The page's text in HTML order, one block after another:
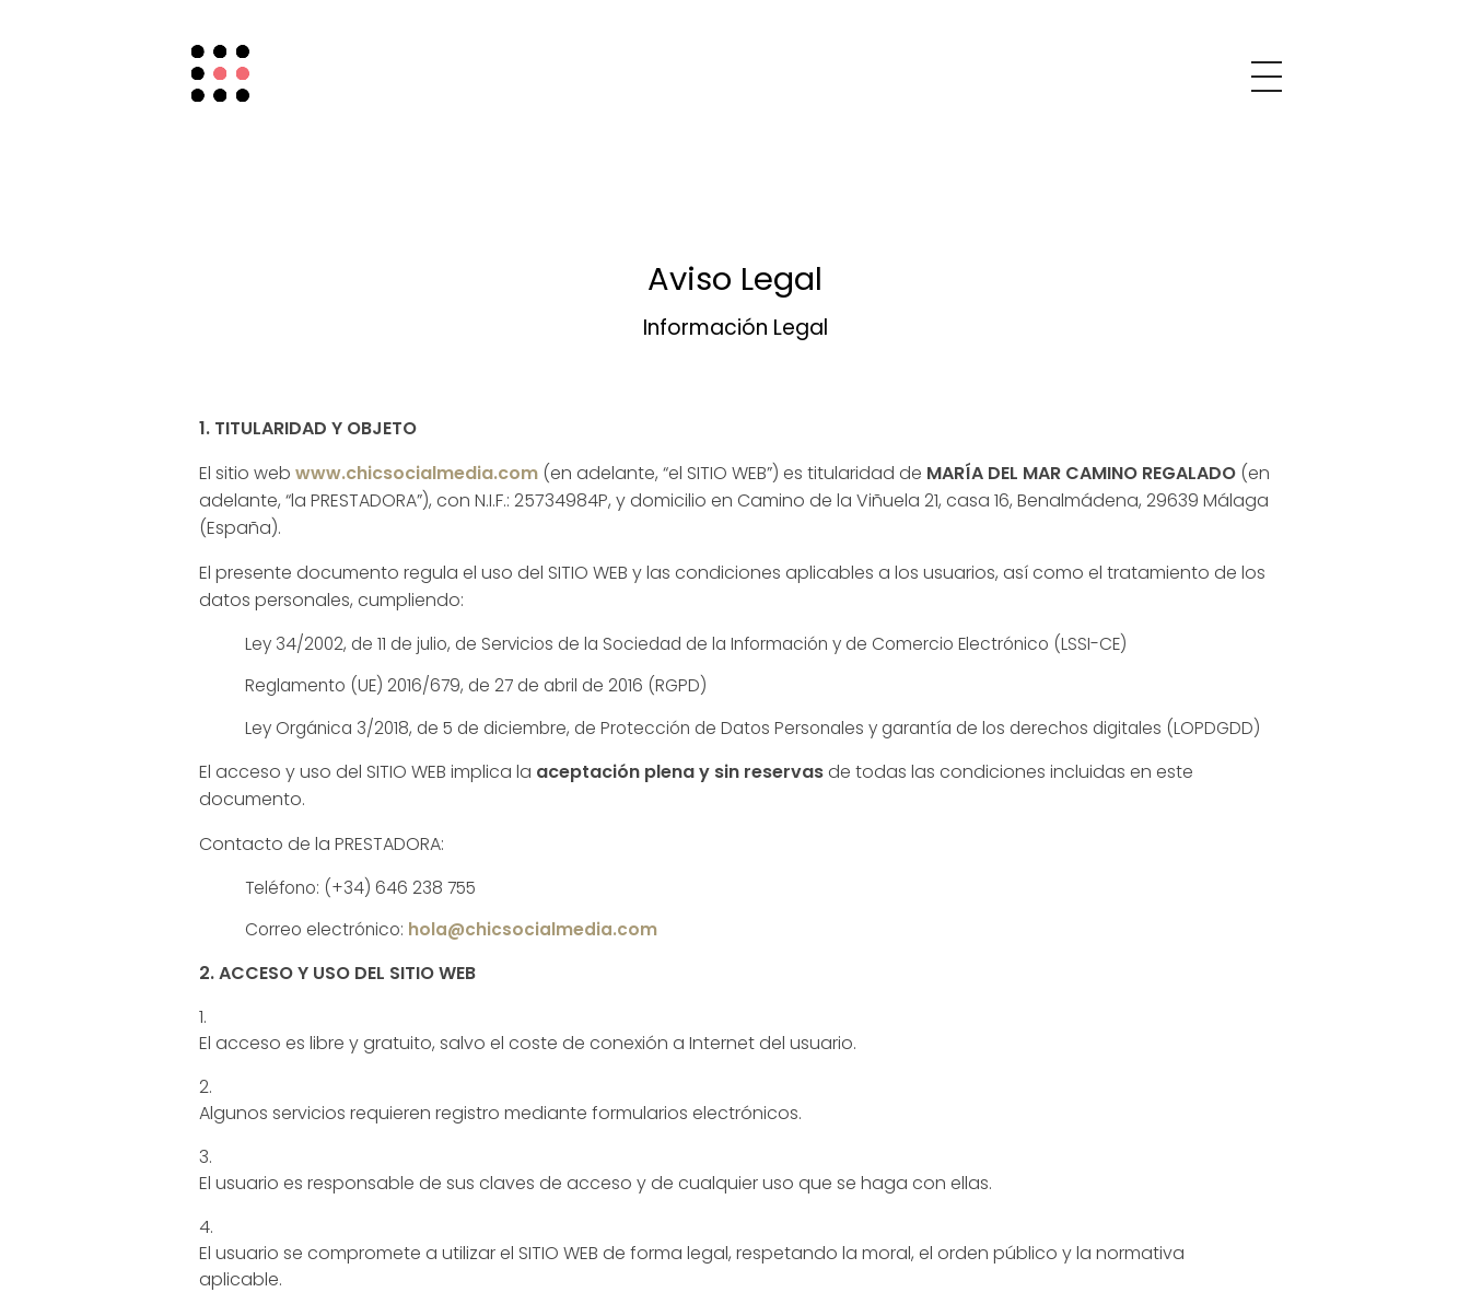
Aviso Legal
Información Legal
1. TITULARIDAD Y OBJETO
El sitio web www.chicsocialmedia.com (en adelante, “el SITIO WEB”) es titularidad de MARÍA DEL MAR CAMINO REGALADO (en
adelante, “la PRESTADORA”), con N.I.F.: 25734984P, y domicilio en Camino de la Viñuela 21, casa 16, Benalmádena, 29639 Málaga
(España).
El presente documento regula el uso del SITIO WEB y las condiciones aplicables a los usuarios, así como el tratamiento de los
datos personales, cumpliendo:
Ley 34/2002, de 11 de julio, de Servicios de la Sociedad de la Información y de Comercio Electrónico (LSSI-CE)
Reglamento (UE) 2016/679, de 27 de abril de 2016 (RGPD)
Ley Orgánica 3/2018, de 5 de diciembre, de Protección de Datos Personales y garantía de los derechos digitales (LOPDGDD)
El acceso y uso del SITIO WEB implica la aceptación plena y sin reservasde todas las condiciones incluidas en este
documento.
Contacto de la PRESTADORA:
Teléfono: (+34) 646 238 755
Correo electrónico: hola@chicsocialmedia.com
2. ACCESO Y USO DEL SITIO WEB
El acceso es libre y gratuito, salvo el coste de conexión a Internet del usuario.
Algunos servicios requieren registro mediante formularios electrónicos.
El usuario es responsable de sus claves de acceso y de cualquier uso que se haga con ellas.
El usuario se compromete a utilizar el SITIO WEB de forma legal, respetando la moral, el orden público y la normativa
aplicable.